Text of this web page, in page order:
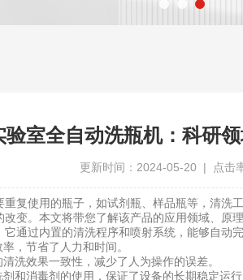
验室全自动洗瓶机：科研
更新时间：2024-05-20 | 点击
使用的瓶子，如试剂瓶、样品瓶等，清洗
变。本文将带您了解该产品的应用领域、原
通过内置的清洗程序和喷射系统，能够自动
节省了人力和时间。
效果一致性，减少了人为操作的误差。
消毒剂的使用，保证了设备的长期稳定运行